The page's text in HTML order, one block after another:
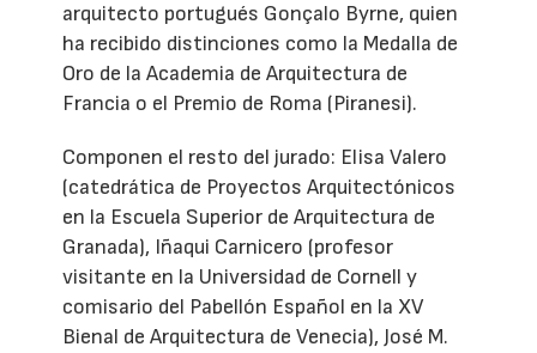
arquitecto portugués Gonçalo Byrne, quien
ha recibido distinciones como la Medalla de
Oro de la Academia de Arquitectura de
Francia o el Premio de Roma (Piranesi).
Componen el resto del jurado: Elisa Valero
(catedrática de Proyectos Arquitectónicos
en la Escuela Superior de Arquitectura de
Granada), Iñaqui Carnicero (profesor
visitante en la Universidad de Cornell y
comisario del Pabellón Español en la XV
Bienal de Arquitectura de Venecia), José M.